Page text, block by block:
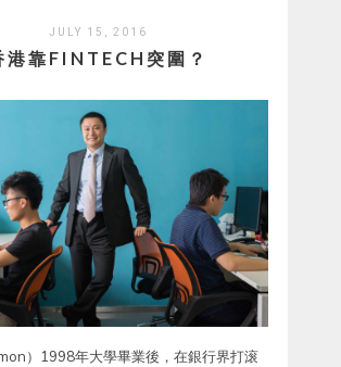
JULY 15, 2016
港靠FINTECH突圍？
）1998年大學畢業後，在銀行界打滚